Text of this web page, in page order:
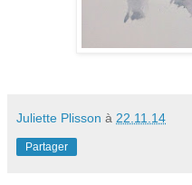
Juliette Plisson à 22.11.14
Partager